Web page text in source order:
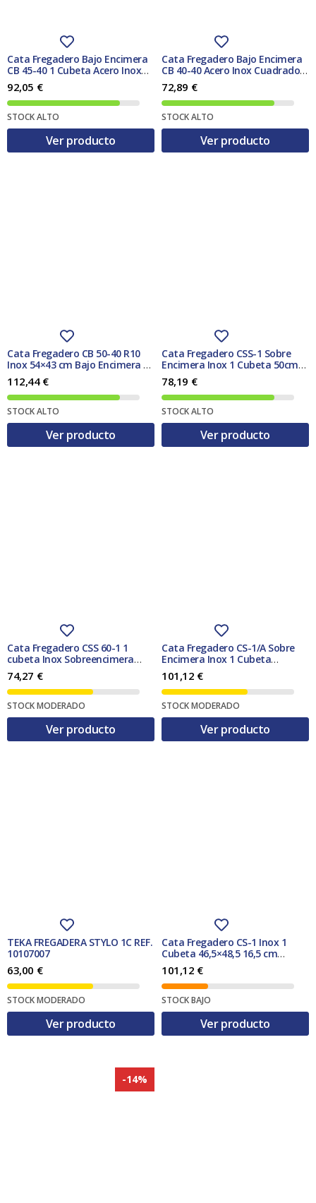
Cata Fregadero Bajo Encimera
CB 45-40 1 Cubeta Acero Inox
304 495x445mm
92,05 €
STOCK ALTO
Ver producto
Cata Fregadero Bajo Encimera
CB 40-40 Acero Inox Cuadrado
445×445 mm
72,89 €
STOCK ALTO
Ver producto
Cata Fregadero CB 50-40 R10
Inox 54×43 cm Bajo Encimera 1
Cubeta
112,44 €
STOCK ALTO
Ver producto
Cata Fregadero CSS-1 Sobre
Encimera Inox 1 Cubeta 50cm
Acero AISI 304
78,19 €
STOCK ALTO
Ver producto
Cata Fregadero CSS 60-1 1
cubeta Inox Sobreencimera
Mueble 60 cm
74,27 €
STOCK MODERADO
Ver producto
Cata Fregadero CS-1/A Sobre
Encimera Inox 1 Cubeta
480×480 165 mm
101,12 €
STOCK MODERADO
Ver producto
TEKA FREGADERA STYLO 1C REF.
10107007
63,00 €
STOCK MODERADO
Ver producto
Cata Fregadero CS-1 Inox 1
Cubeta 46,5×48,5 16,5 cm
Sobreencimera
101,12 €
STOCK BAJO
Ver producto
-14%